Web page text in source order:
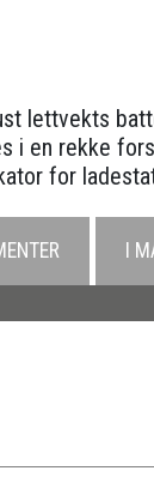
lettvekts
i en rekke
for
I